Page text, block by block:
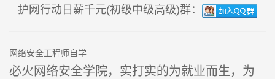
护网行动日薪千元(初级中级高级)群：
网络安全工程师自学
必火网络安全学院，实打实的为就业而生，为